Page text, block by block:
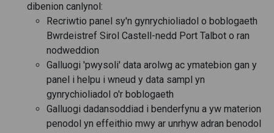
dibenion canlynol:
Recriwtio panel sy'n gynrychioliadol o boblogaeth
Bwrdeistref Sirol Castell-nedd Port Talbot o ran
nodweddion
Galluogi 'pwysoli' data arolwg ac ymatebion gan y
panel i helpu i wneud y data sampl yn
gynrychioliadol o'r boblogaeth
Galluogi dadansoddiad i benderfynu a yw materion
penodol yn effeithio mwy ar unrhyw adran benodol